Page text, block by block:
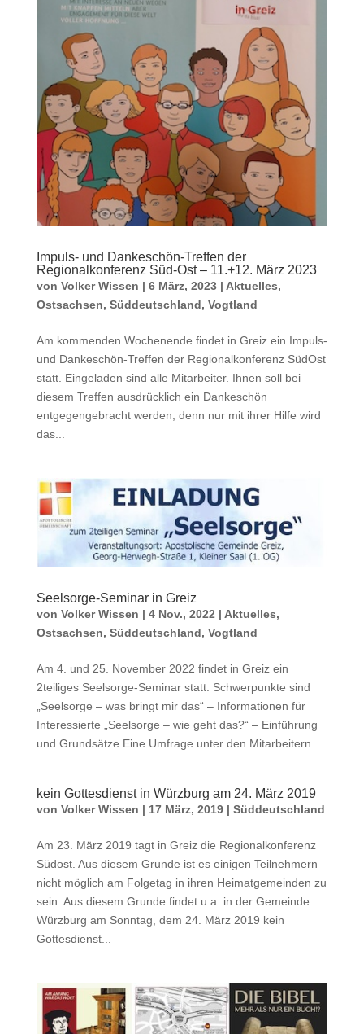
Impuls- und Dankeschön-Treffen der
Regionalkonferenz Süd-Ost – 11.+12. März 2023
von Volker Wissen | 6 März, 2023| Aktuelles,
Ostsachsen, Süddeutschland, Vogtland
Am kommenden Wochenende findet in Greiz ein Impuls-
und Dankeschön-Treffen der Regionalkonferenz SüdOst
statt. Eingeladen sind alle Mitarbeiter. Ihnen soll bei
diesem Treffen ausdrücklich ein Dankeschön
entgegengebracht werden, denn nur mit ihrer Hilfe wird
das...
Seelsorge-Seminar in Greiz
von Volker Wissen | 4 Nov., 2022 | Aktuelles,
Ostsachsen, Süddeutschland, Vogtland
Am 4. und 25. November 2022 findet in Greiz ein
2teiliges Seelsorge-Seminar statt. Schwerpunkte sind
„Seelsorge – was bringt mir das“ – Informationen für
Interessierte „Seelsorge – wie geht das?“ – Einführung
und Grundsätze Eine Umfrage unter den Mitarbeitern...
kein Gottesdienst in Würzburg am 24. März 2019
von Volker Wissen | 17 März, 2019| Süddeutschland
Am 23. März 2019 tagt in Greiz die Regionalkonferenz
Südost. Aus diesem Grunde ist es einigen Teilnehmern
nicht möglich am Folgetag in ihren Heimatgemeinden zu
sein. Aus diesem Grunde findet u.a. in der Gemeinde
Würzburg am Sonntag, dem 24. März 2019 kein
Gottesdienst...